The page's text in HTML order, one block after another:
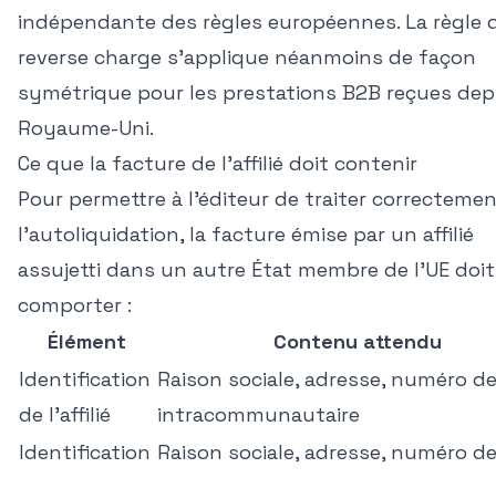
indépendante des règles européennes. La règle
reverse charge s'applique néanmoins de façon
symétrique pour les prestations B2B reçues
Royaume-Uni.
Ce que la facture de l'affilié doit contenir
Pour permettre à l'éditeur de traiter
l'autoliquidation, la facture émise par un affilié
assujetti dans un autre État membre de l'UE doit
comporter :
Élément
Contenu attendu
Identification
de l'affilié
Raison sociale, adresse, numéro
intracommunautaire
Identification Raison sociale, adresse, numéro